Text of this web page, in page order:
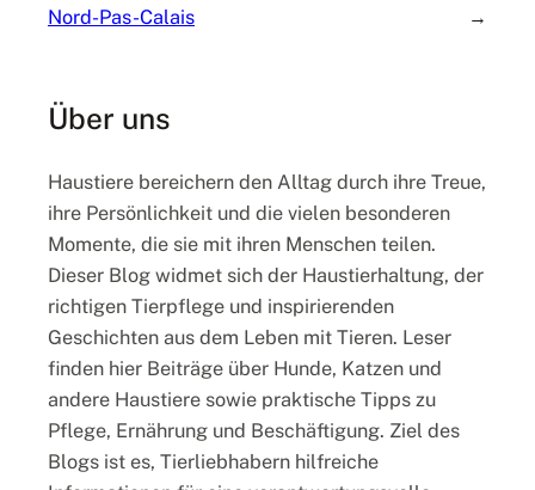
Nord-Pas-Calais
→
Über uns
Haustiere bereichern den Alltag durch ihre Treue,
ihre Persönlichkeit und die vielen besonderen
Momente, die sie mit ihren Menschen teilen.
Dieser Blog widmet sich der Haustierhaltung, der
richtigen Tierpflege und inspirierenden
Geschichten aus dem Leben mit Tieren. Leser
finden hier Beiträge über Hunde, Katzen und
andere Haustiere sowie praktische Tipps zu
Pflege, Ernährung und Beschäftigung. Ziel des
Blogs ist es, Tierliebhabern hilfreiche